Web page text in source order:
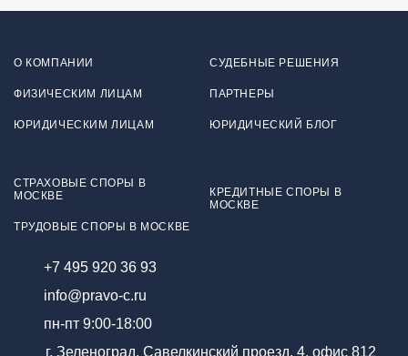
О КОМПАНИИ
ФИЗИЧЕСКИМ ЛИЦАМ
ЮРИДИЧЕСКИМ ЛИЦАМ
СУДЕБНЫЕ РЕШЕНИЯ
ПАРТНЕРЫ
ЮРИДИЧЕСКИЙ БЛОГ
СТРАХОВЫЕ СПОРЫ В
МОСКВЕ
ТРУДОВЫЕ СПОРЫ В МОСКВЕ
КРЕДИТНЫЕ СПОРЫ В
МОСКВЕ
+7 495 920 36 93
info@pravo-c.ru
пн-пт 9:00-18:00
г. Зеленоград, Савелкинский проезд, 4, офис 812